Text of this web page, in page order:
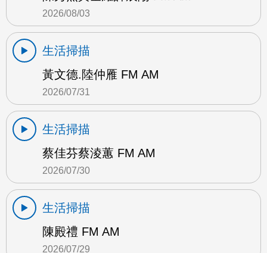
2026/08/03
生活掃描
黃文德.陸仲雁 FM AM
2026/07/31
生活掃描
蔡佳芬蔡淩蕙 FM AM
2026/07/30
生活掃描
陳殿禮 FM AM
2026/07/29